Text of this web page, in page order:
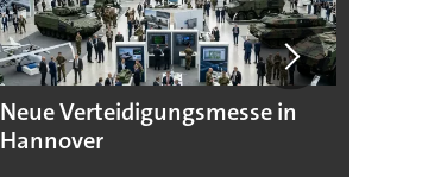
Neue Verteidigungsmesse in
Hannover